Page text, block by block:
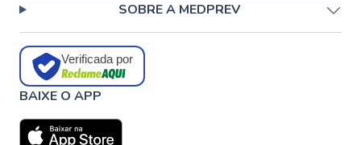
SOBRE A MEDPREV
Verificada por
BAIXE O APP